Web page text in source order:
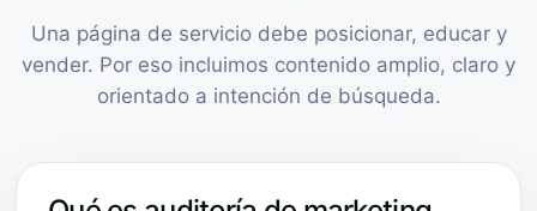
Una página de servicio debe posicionar, educar y
vender. Por eso incluimos contenido amplio, claro y
orientado a intención de búsqueda.